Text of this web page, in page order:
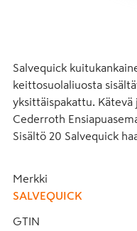
Salvequick
keittosuolaliuosta
yksittäispakattu. Kätevä
Cederroth
Sisältö 20 Salvequick
Merkki
SALVEQUICK
GTIN